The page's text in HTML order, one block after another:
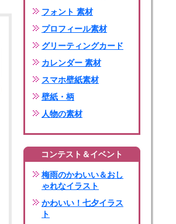
フォント 素材
プロフィール素材
グリーティングカード
カレンダー 素材
スマホ壁紙素材
壁紙・柄
人物の素材
コンテスト＆イベント
梅雨のかわいい＆おし
ゃれなイラスト
かわいい！七夕イラス
ト